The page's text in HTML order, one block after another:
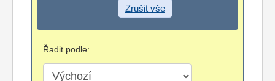
Zrušit vše
Řadit podle: